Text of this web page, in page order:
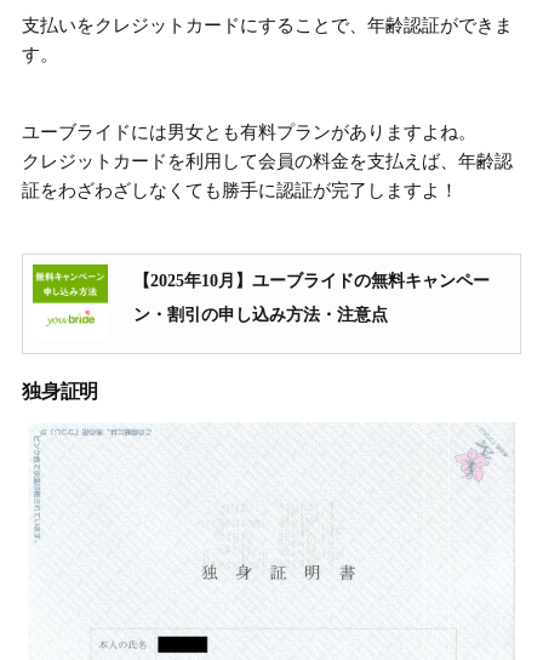
支払いをクレジットカードにすることで、年齢認証ができま
す。
ユーブライドには男女とも有料プランがありますよね。
クレジットカードを利用して会員の料金を支払えば、年齢認
証をわざわざしなくても勝手に認証が完了しますよ！
【2025年10月】ユーブライドの無料キャンペー
ン・割引の申し込み方法・注意点
独身証明